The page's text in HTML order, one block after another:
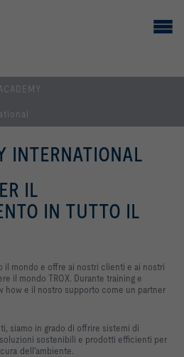
INTERNATIONAL
IL
IN TUTTO IL
il mondo e offre ai nostri clienti e ai nostri
il mondo TROX. Durante training e
how e il nostro supporto come un partner
siamo in grado di offrire sistemi di
sostenibili e prodotti efficienti per
dell'ambiente.